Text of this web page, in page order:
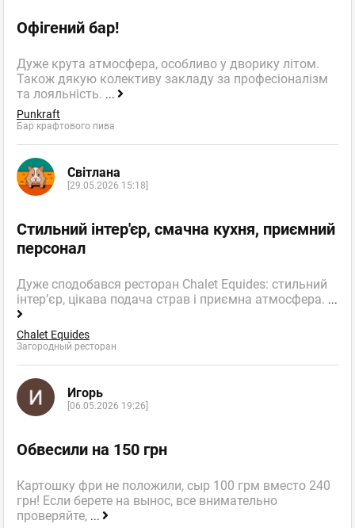
Офігений бар!
Дуже крута атмосфера, особливо у дворику літом.
Також дякую колективу закладу за професіоналізм
та лояльність. ...
Punkraft
Бар крафтового пива
Світлана
[29.05.2026 15:18]
Стильний інтер'єр, смачна кухня, приємний
персонал
Дуже сподобався ресторан Chalet Equides: стильний
інтер’єр, цікава подача страв і приємна атмосфера. ...
Chalet Equides
Загородный ресторан
Игорь
[06.05.2026 19:26]
Обвесили на 150 грн
Картошку фри не положили, сыр 100 грм вместо 240
грн! Если берете на вынос, все внимательно
проверяйте, ...